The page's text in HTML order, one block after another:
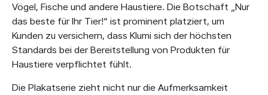
Vögel, Fische und andere Haustiere. Die Botschaft „Nur
das beste für Ihr Tier!“ ist prominent platziert, um
Kunden zu versichern, dass Klumi sich der höchsten
Standards bei der Bereitstellung von Produkten für
Haustiere verpflichtet fühlt.
Die Plakatserie zieht nicht nur die Aufmerksamkeit